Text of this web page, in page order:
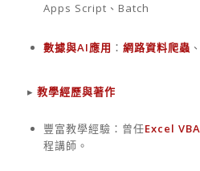
Apps Script、Batch
數據與AI應用 ： 網路資料爬蟲 、
▸ 教學經歷與著作
豐富教學經驗：曾任Excel
程講師。